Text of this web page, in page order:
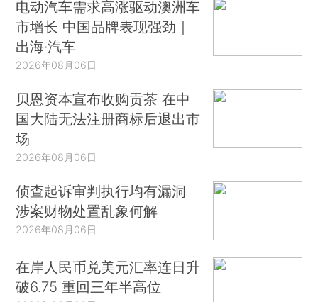
电动汽车需求高涨驱动澳洲车
市增长 中国品牌表现强劲｜
出海·汽车
2026年08月06日
贝恩资本宣布收购贡茶 在中
国大陆无法注册商标后退出市
场
2026年08月06日
侦查起诉审判执行均有漏洞
涉案财物处置乱象何解
2026年08月06日
在岸人民币兑美元汇率连日升
破6.75 重回三年半高位